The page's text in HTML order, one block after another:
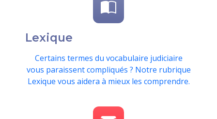
Lexique
Certains termes du vocabulaire judiciaire
vous paraissent compliqués ? Notre rubrique
Lexique vous aidera à mieux les comprendre.